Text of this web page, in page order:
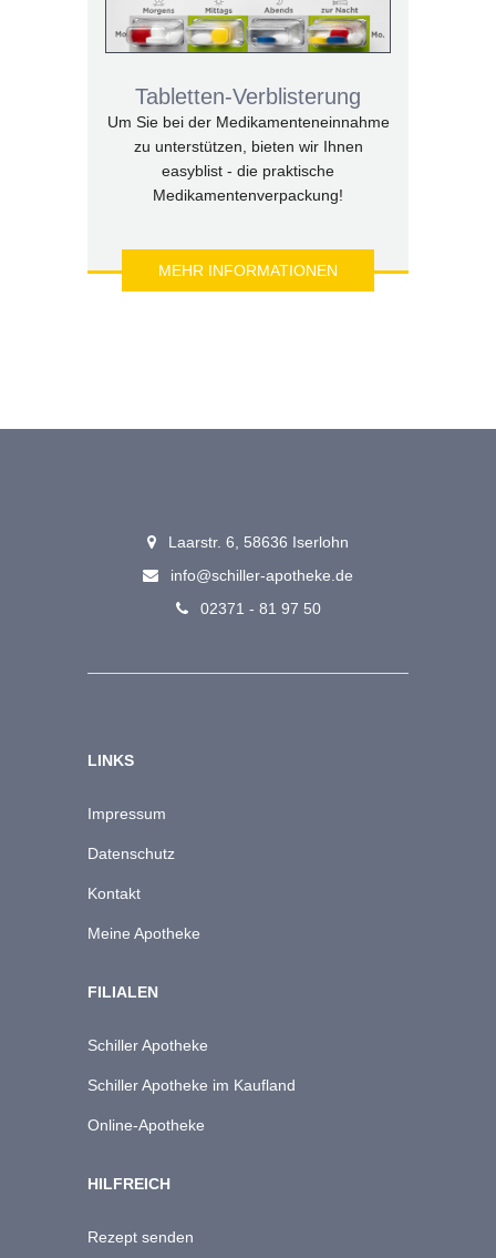
Tabletten-Verblisterung
Um Sie bei der Medikamenteneinnahme
zu unterstützen, bieten wir Ihnen
easyblist - die praktische
Medikamentenverpackung!
MEHR INFORMATIONEN
Laarstr. 6, 58636 Iserlohn
info@schiller-apotheke.de
02371 - 81 97 50
LINKS
Impressum
Datenschutz
Kontakt
Meine Apotheke
FILIALEN
Schiller Apotheke
Schiller Apotheke im Kaufland
Online-Apotheke
HILFREICH
Rezept senden